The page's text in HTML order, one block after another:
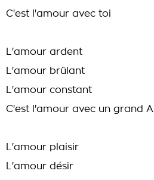
C'est l'amour avec toi
L'amour ardent
L'amour brûlant
L'amour constant
C'est l'amour avec un grand A
L'amour plaisir
L'amour désir